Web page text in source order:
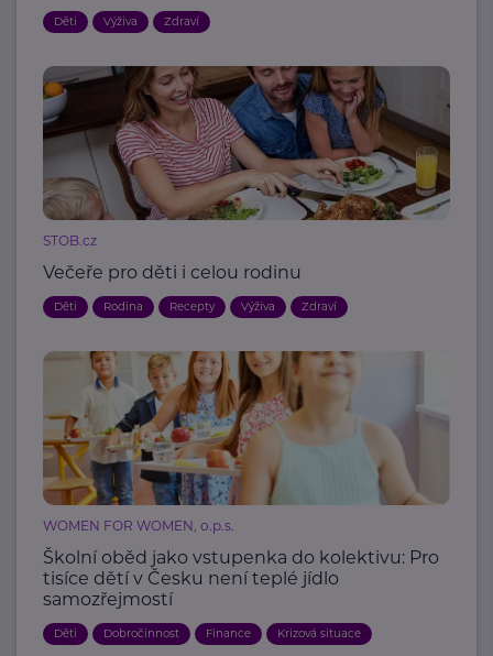
Děti Výživa Zdraví
STOB.cz
Večeře pro děti i celou rodinu
Děti Rodina Recepty Výživa Zdraví
WOMEN FOR WOMEN, o.p.s.
Školní oběd jako vstupenka do kolektivu: Pro
tisíce dětí v Česku není teplé jídlo
samozřejmostí
Děti Dobročinnost Finance Krizová situace